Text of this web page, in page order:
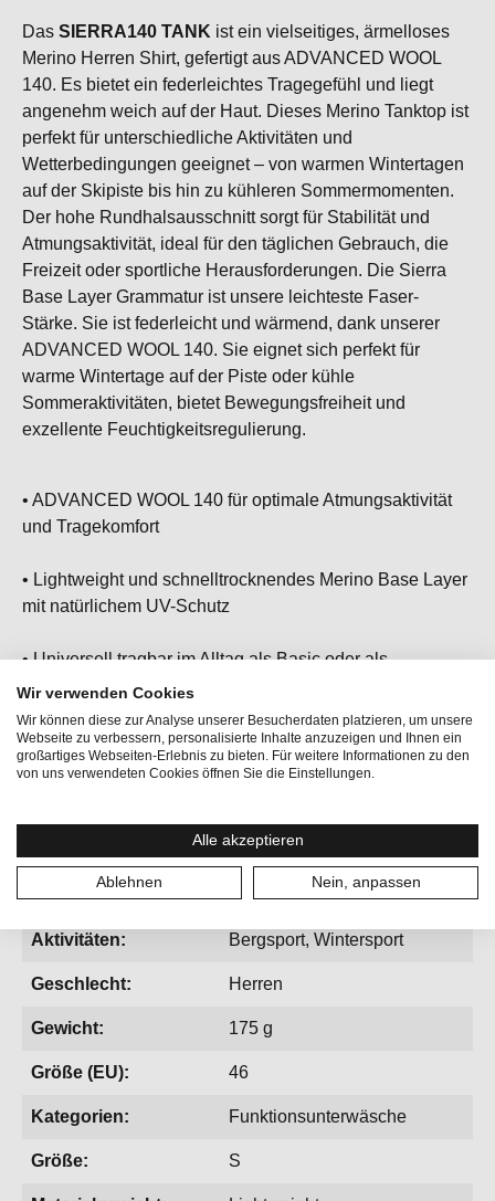
Das SIERRA140 TANK ist ein vielseitiges, ärmelloses
Merino Herren Shirt, gefertigt aus ADVANCED WOOL
140. Es bietet ein federleichtes Tragegefühl und liegt
angenehm weich auf der Haut. Dieses Merino Tanktop ist
perfekt für unterschiedliche Aktivitäten und
Wetterbedingungen geeignet – von warmen Wintertagen
auf der Skipiste bis hin zu kühleren Sommermomenten.
Der hohe Rundhalsausschnitt sorgt für Stabilität und
Atmungsaktivität, ideal für den täglichen Gebrauch, die
Freizeit oder sportliche Herausforderungen. Die Sierra
Base Layer Grammatur ist unsere leichteste Faser-
Stärke. Sie ist federleicht und wärmend, dank unserer
ADVANCED WOOL 140. Sie eignet sich perfekt für
warme Wintertage auf der Piste oder kühle
Sommeraktivitäten, bietet Bewegungsfreiheit und
exzellente Feuchtigkeitsregulierung.
• ADVANCED WOOL 140 für optimale Atmungsaktivität
und Tragekomfort
• Lightweight und schnelltrocknendes Merino Base Layer
mit natürlichem UV-Schutz
• Universell tragbar im Alltag als Basic oder als
Funktionsunterwäsche
• Ärmellos mit Rundhalsausschnitt
Aktivitäten: Bergsport, Wintersport
Geschlecht: Herren
Gewicht: 175 g
Größe (EU): 46
Kategorien: Funktionsunterwäsche
Größe: S
Wir verwenden Cookies
Wir können diese zur Analyse unserer Besucherdaten platzieren, um unsere
Webseite zu verbessern, personalisierte Inhalte anzuzeigen und Ihnen ein
großartiges Webseiten-Erlebnis zu bieten. Für weitere Informationen zu den
von uns verwendeten Cookies öffnen Sie die Einstellungen.
Alle akzeptieren
Ablehnen Nein, anpassen